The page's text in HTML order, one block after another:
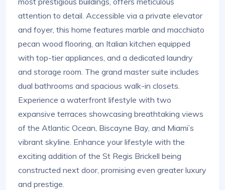
attention to detail. Accessible via a private elevator
and foyer, this home features marble and macchiato
pecan wood flooring, an Italian kitchen equipped
with top-tier appliances, and a dedicated laundry
and storage room. The grand master suite includes
dual bathrooms and spacious walk-in closets.
Experience a waterfront lifestyle with two
expansive terraces showcasing breathtaking views
of the Atlantic Ocean, Biscayne Bay, and Miami’s
vibrant skyline. Enhance your lifestyle with the
exciting addition of the St Regis Brickell being
constructed next door, promising even greater luxury
and prestige.